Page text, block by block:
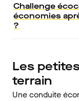
Challenge
économies
?
Les
terrain
Une conduite